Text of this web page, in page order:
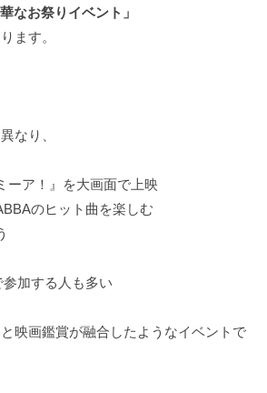
なお祭りイベント」
ます。
なり、
ーア！』を大画面で上映
のヒット曲を楽しむ
加する人も多い
映画鑑賞が融合したようなイベントで